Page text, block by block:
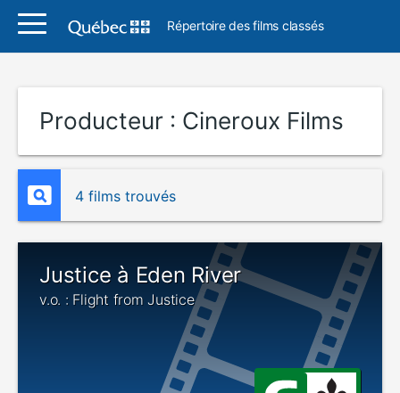
Répertoire des films classés
Producteur : Cineroux Films
4 films trouvés
Justice à Eden River
v.o. : Flight from Justice